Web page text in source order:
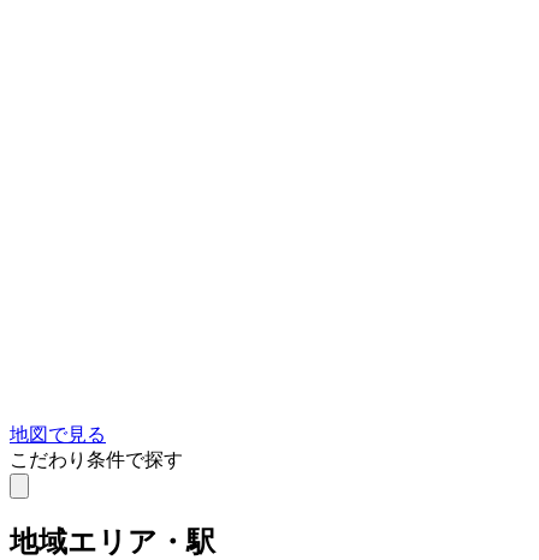
地図で見る
こだわり条件で探す
地域エリア・駅